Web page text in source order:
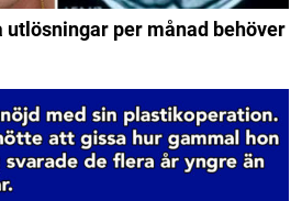
utlösningar per månad behöver